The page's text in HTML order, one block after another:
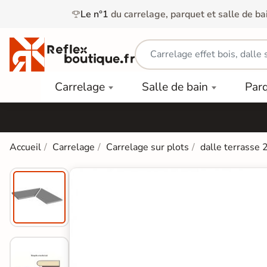
Le n°1 du carrelage, parquet et salle de
Carrelage
Carrelage
Extérieur
Dalle
Terrasse
Sur Plot
Carrelage
Bain
Finition
Salle de bain
Douche
Baignoires
et Balnéos
Carrelage
Bain
Contrecollé
PAR
COULEUR
Bois
clair
TYPE
PVC
Dalles
PVC
Accueil Carrelage Carrelage sur plots dalle terrasse